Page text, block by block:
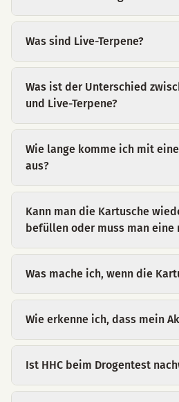
Was sind Live-Terpene?
Was ist der Unterschied
und Live-Terpene?
Wie lange komme ich mit
aus?
Kann man die Kartusche
befüllen oder muss man eine
Was mache ich, wenn die
Wie erkenne ich, dass mein
Ist HHC beim Drogentest